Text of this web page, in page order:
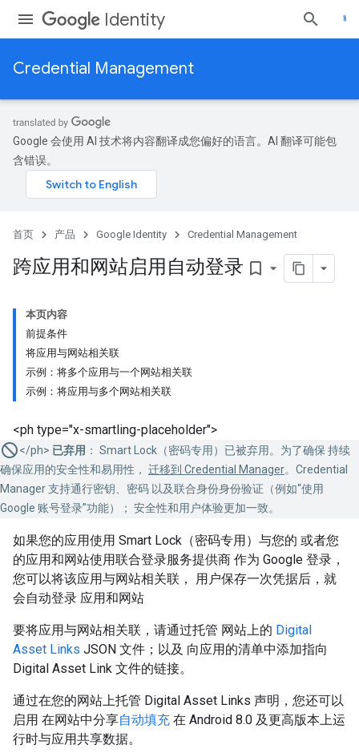
Identity
Credential Management
Google 会使用 AI 技术将内容翻译成您偏好的语言。AI 翻译可能包
含错误。
首页 产品 Google Identity Credential Management
跨应用和网站启用自动登录 bookmark_border
本页内容
前提条件
将应用与网站相关联
示例：将多个应用与一个网站相关联
示例：将应用与多个网站相关联
<ph type="x-smartling-placeholder">
</ph> 已弃用 ： Smart Lock（密码专用）已被弃用。为了确保 持续
确保应用的安全性和易用性， 迁移到 Credential Manager。Credential
Manager 支持通行密钥、密码 以及联合身份身份验证（例如“使用
Google 账号登录”功能）； 安全性和用户体验更加一致。
如果您的应用使用 Smart Lock（密码专用）与您的 或者您
的应用和网站使用联合登录服务提供商 作为 Google 登录，
您可以将该应用与网站相关联， 用户保存一次凭据后，就
会自动登录 应用和网站
要将应用与网站相关联，请通过托管 网站上的 Digital
Asset Links JSON 文件；以及 向应用的清单中添加指向
Digital Asset Link 文件的链接。
通过在您的网站上托管 Digital Asset Links 声明，您还可以
启用 在网站中分享自动填充 在 Android 8.0 及更高版本上运
行时与应用共享数据。